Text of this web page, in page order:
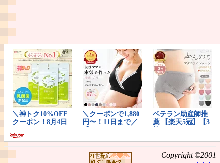
Copyright ©2001